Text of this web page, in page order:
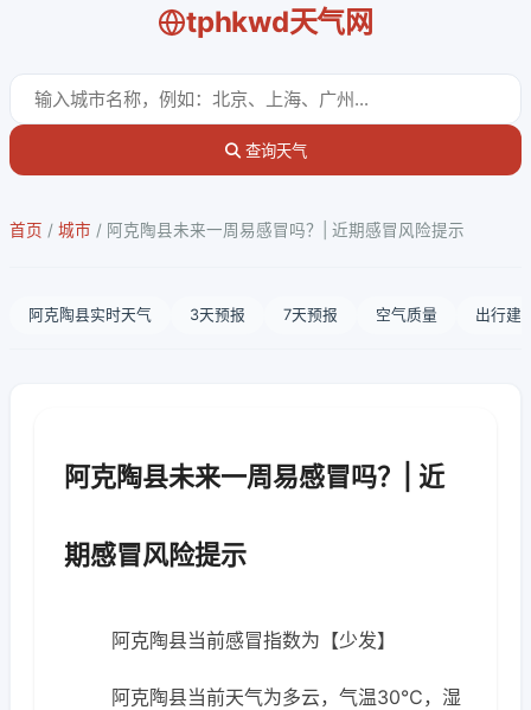
tphkwd天气网
查询天气
首页 / 城市 / 阿克陶县未来一周易感冒吗？| 近期感冒风险提示
阿克陶县实时天气 3天预报 7天预报 空气质量 出行建
阿克陶县未来一周易感冒吗？| 近
期感冒风险提示
阿克陶县当前感冒指数为【少发】
阿克陶县当前天气为多云，气温30℃，湿